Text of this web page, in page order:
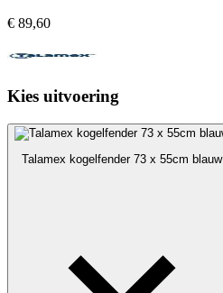
€ 89,60
Kies uitvoering
Talamex kogelfender 73 x 55cm blauw